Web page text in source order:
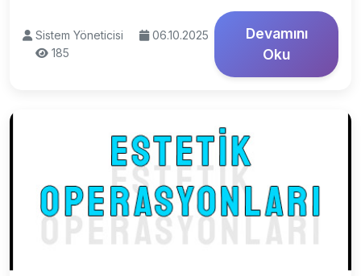
Sistem Yöneticisi
06.10.2025
185
Devamını
Oku